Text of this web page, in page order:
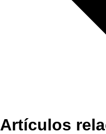
Artículos